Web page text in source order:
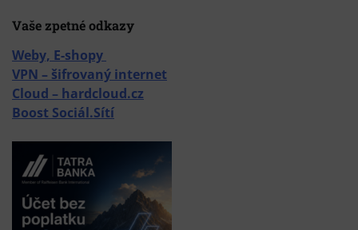
Vaše zpetné odkazy
Weby, E-shopy
VPN – šifrovaný internet
Cloud – hardcloud.cz
Boost Sociál.Sítí